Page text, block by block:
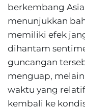
berkembang
menunjukkan
memiliki efek
dihantam
guncangan
menguap,
waktu yang
kembali ke